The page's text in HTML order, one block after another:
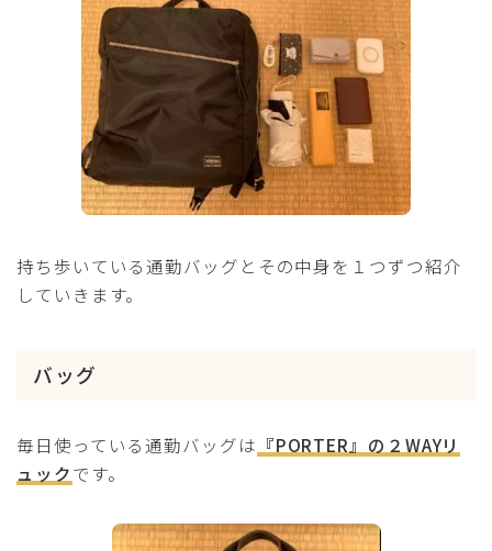
持ち歩いている通勤バッグとその中身を１つずつ紹介
していきます。
バッグ
毎日使っている通勤バッグは 『PORTER』の２WAYリ
ュックです。